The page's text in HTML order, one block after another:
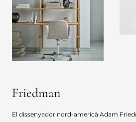
Friedman
El dissenyador nord-americà Adam